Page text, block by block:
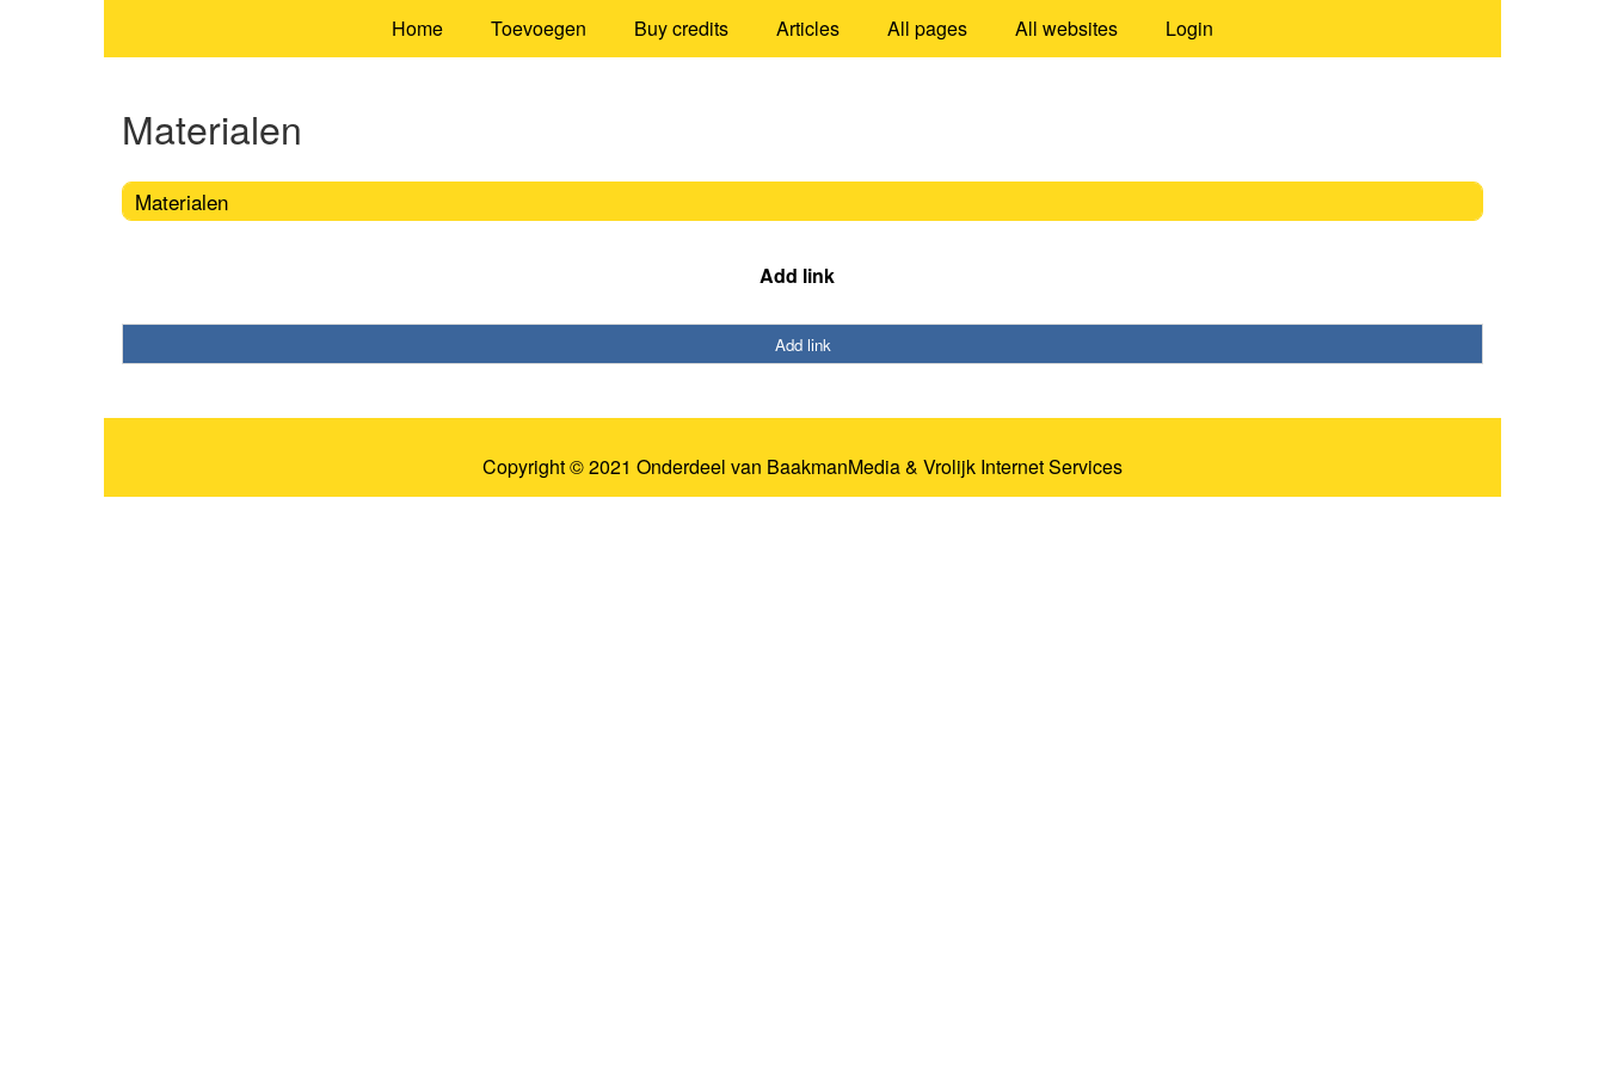
Home Toevoegen Buy credits Articles All pages All websites Login
Materialen
Materialen
Add link
Add link
Copyright © 2021 Onderdeel van BaakmanMedia& Vrolijk Internet Services